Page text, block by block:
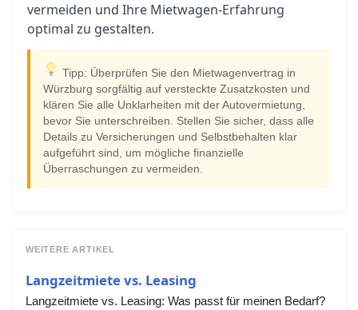
vermeiden und Ihre Mietwagen-Erfahrung
optimal zu gestalten.
Tipp: Überprüfen Sie den Mietwagenvertrag in
Würzburg sorgfältig auf versteckte Zusatzkosten und
klären Sie alle Unklarheiten mit der Autovermietung,
bevor Sie unterschreiben. Stellen Sie sicher, dass alle
Details zu Versicherungen und Selbstbehalten klar
aufgeführt sind, um mögliche finanzielle
Überraschungen zu vermeiden.
WEITERE ARTIKEL
Langzeitmiete vs. Leasing
Langzeitmiete vs. Leasing: Was passt für meinen Bedarf?